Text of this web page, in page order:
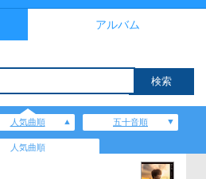
アルバム
人気曲順 五十音順
人気曲順